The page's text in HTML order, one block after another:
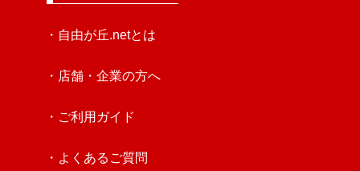
・自由が丘.netとは
・店舗・企業の方へ
・ご利用ガイド
・よくあるご質問